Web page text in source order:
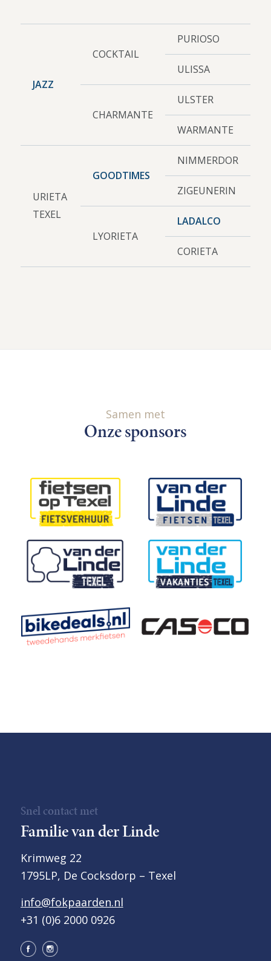
JAZZ
COCKTAIL
PURIOSO
ULISSA
CHARMANTE
ULSTER
WARMANTE
URIETA
TEXEL
GOODTIMES
NIMMERDOR
ZIGEUNERIN
LYORIETA
LADALCO
CORIETA
Samen met
Onze sponsors
Snel contact met
Familie van der Linde
Krimweg 22
1795LP, De Cocksdorp – Texel
info@fokpaarden.nl
+31 (0)6 2000 0926